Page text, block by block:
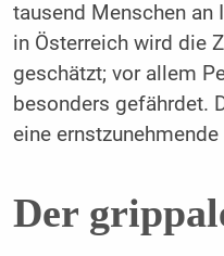
tausend Menschen an
in Österreich wird die
geschätzt; vor allem
besonders gefährdet.
eine
Der